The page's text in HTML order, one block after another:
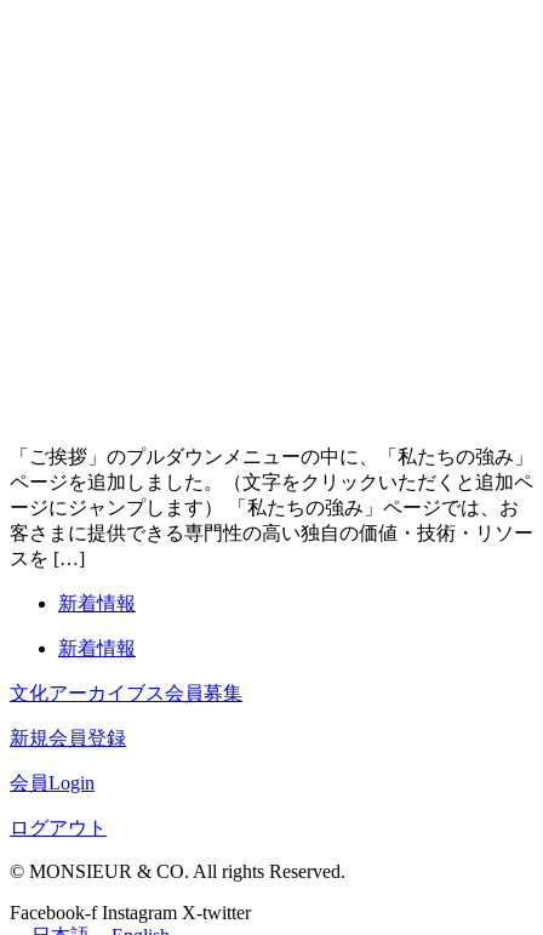
「ご挨拶」のプルダウンメニューの中に、「私たちの強み」
ページを追加しました。（文字をクリックいただくと追加ペ
ージにジャンプします） 「私たちの強み」ページでは、お
客さまに提供できる専門性の高い独自の価値・技術・リソー
スを […]
新着情報
新着情報
文化アーカイブス会員募集
新規会員登録
会員Login
ログアウト
© MONSIEUR & CO. All rights Reserved.
Facebook-f Instagram X-twitter